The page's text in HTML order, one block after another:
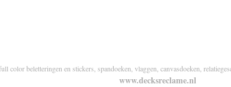
color beletteringen en stickers, spandoeken, vlaggen, canvasdoeken,
www.decksreclame.nl